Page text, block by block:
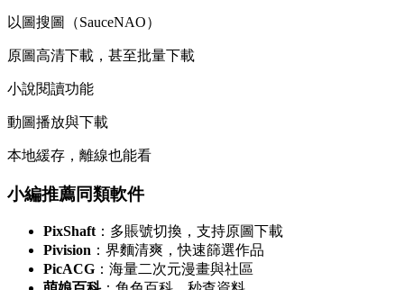
以圖搜圖（SauceNAO）
原圖高清下載，甚至批量下載
小說閱讀功能
動圖播放與下載
本地緩存，離線也能看
小編推薦同類軟件
PixShaft：多賬號切換，支持原圖下載
Pivision ：界麵清爽，快速篩選作品
PicACG ：海量二次元漫畫與社區